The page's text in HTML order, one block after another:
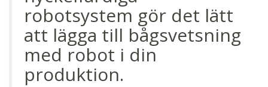
robotsystem gör det lätt
att lägga till bågsvetsning
med robot i din
produktion.